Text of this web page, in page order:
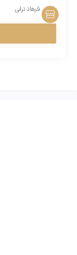
فرهاد ترابی